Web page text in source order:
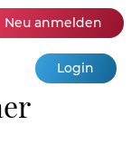
Neu anmelden
Login